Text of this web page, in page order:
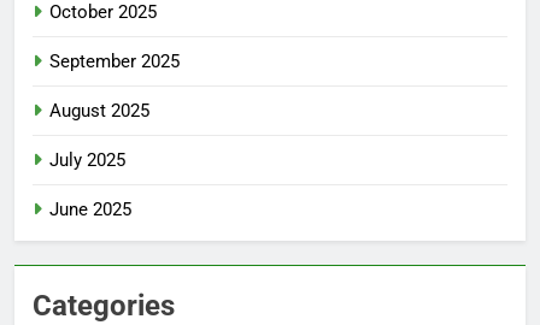
October 2025
September 2025
August 2025
July 2025
June 2025
Categories